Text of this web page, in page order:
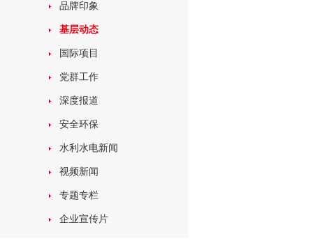
品牌印象
基层动态
国际项目
党群工作
深度报道
安全环保
水利水电新闻
视频新闻
专题专栏
企业宣传片